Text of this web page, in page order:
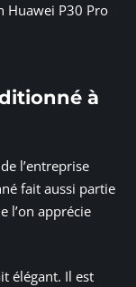
Huawei P30 Pro
à
l’entreprise
fait aussi partie
l’on apprécie
élégant. Il est